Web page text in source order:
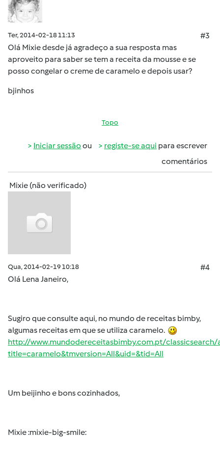
Ter, 2014-02-18 11:13
#3
Olá Mixie desde já agradeço a sua resposta mas
aproveito para saber se tem a receita da mousse e se
posso congelar o creme de caramelo e depois usar?
bjinhos
Topo
Iniciar sessão ou registe-se aqui para escrever
comentários
Mixie (não verificado)
Qua, 2014-02-19 10:18
#4
Olá Lena Janeiro,
Sugiro que consulte aqui, no mundo de receitas bimby,
algumas receitas em que se utiliza caramelo.
http://www.mundodereceitasbimby.com.pt/classicsearch/
title=caramelo&tmversion=All&uid=&tid=All
Um beijinho e bons cozinhados,
Mixie :mixie-big-smile: